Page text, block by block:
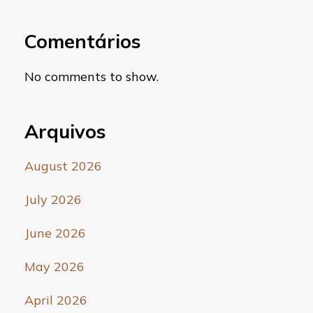
Comentários
No comments to show.
Arquivos
August 2026
July 2026
June 2026
May 2026
April 2026